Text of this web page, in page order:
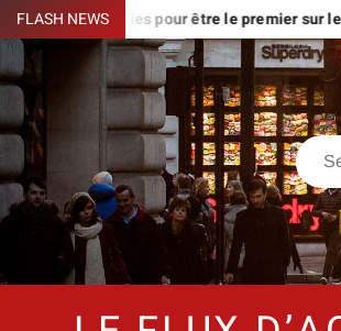
Skip
to
content
FLASH NEWSpour être le premier sur les